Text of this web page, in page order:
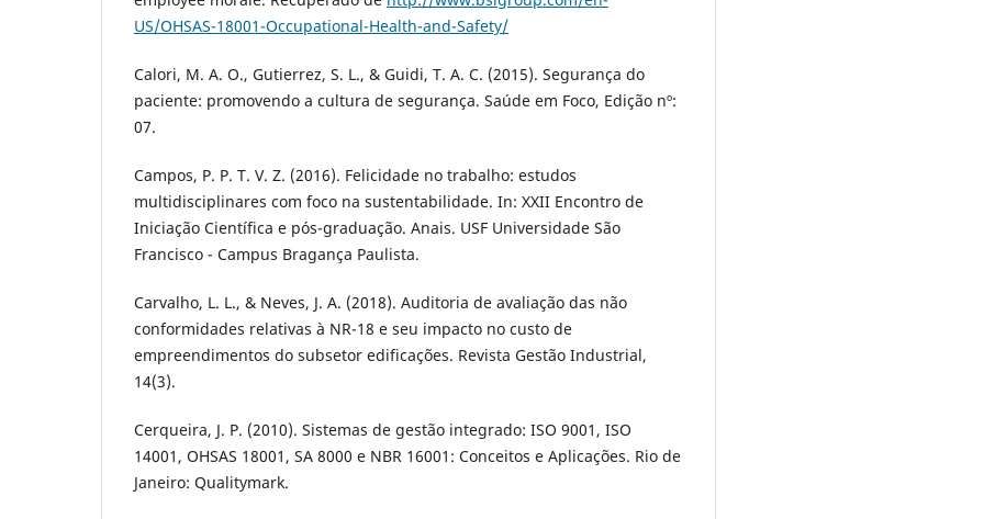
US/OHSAS-18001-Occupational-Health-and-Safety/
Calori, M. A. O., Gutierrez, S. L., & Guidi, T. A. C. (2015). Segurança do
paciente: promovendo a cultura de segurança. Saúde em Foco, Edição nº:
07.
Campos, P. P. T. V. Z. (2016). Felicidade no trabalho: estudos
multidisciplinares com foco na sustentabilidade. In: XXII Encontro de
Iniciação Científica e pós-graduação. Anais. USF Universidade São
Francisco - Campus Bragança Paulista.
Carvalho, L. L., & Neves, J. A. (2018). Auditoria de avaliação das não
conformidades relativas à NR-18 e seu impacto no custo de
empreendimentos do subsetor edificações. Revista Gestão Industrial,
14(3).
Cerqueira, J. P. (2010). Sistemas de gestão integrado: ISO 9001, ISO
14001, OHSAS 18001, SA 8000 e NBR 16001: Conceitos e Aplicações. Rio de
Janeiro: Qualitymark.